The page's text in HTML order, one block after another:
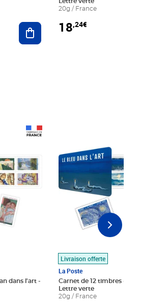
Ajouter au panier
20g / France
18,24€
dans l'art -
Livraison offerte
La Poste
Carnet de 12 timbres - Le
Lettre verte
20g / France